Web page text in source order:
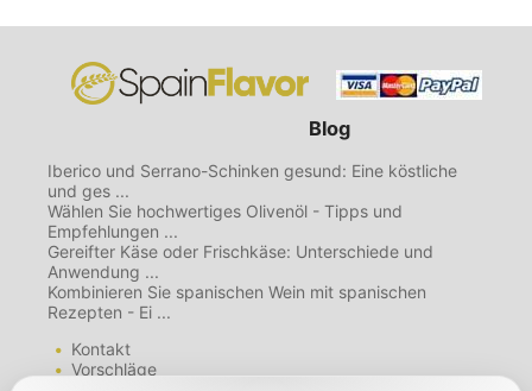
Blog
Iberico und Serrano-Schinken gesund: Eine köstliche
und ges ...
Wählen Sie hochwertiges Olivenöl - Tipps und
Empfehlungen ...
Gereifter Käse oder Frischkäse: Unterschiede und
Anwendung ...
Kombinieren Sie spanischen Wein mit spanischen
Rezepten - Ei ...
Kontakt
Vorschläge